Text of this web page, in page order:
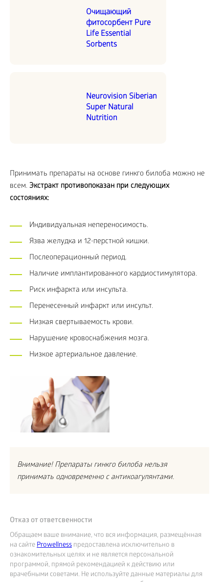
Очищающий
фитосорбент Pure
Life Essential
Sorbents
Neurovision Siberian
Super Natural
Nutrition
Принимать препараты на основе гинкго билоба можно не
всем. Экстракт противопоказан при следующих
состояниях:
Индивидуальная непереносимость.
Язва желудка и 12-перстной кишки.
Послеоперационный период.
Наличие имплантированного кардиостимулятора.
Риск инфаркта или инсульта.
Перенесенный инфаркт или инсульт.
Низкая свертываемость крови.
Нарушение кровоснабжения мозга.
Низкое артериальное давление.
Внимание! Препараты гинкго билоба нельзя
принимать одновременно с антикоагулянтами.
Отказ от ответсвенности
Обращаем ваше внимание, что вся информация, размещённая
на сайтеProwellness предоставлена исключительно в
ознакомительных целях и не является персональной
программой, прямой рекомендацией к действию или
врачебными советами. Не используйте данные материалы для